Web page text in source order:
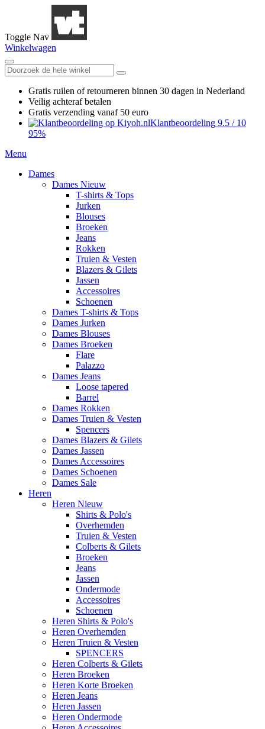
Toggle Nav
Winkelwagen
Gratis ruilen of retourneren binnen 30 dagen in Nederland
Veilig achteraf betalen
Gratis verzending vanaf 50 euro
Klantbeoordeling 9.5 / 10
95%
Menu
Dames
Dames Nieuw
T-shirts & Tops
Jurken
Blouses
Broeken
Jeans
Rokken
Truien & Vesten
Blazers & Gilets
Jassen
Accessoires
Schoenen
Dames T-shirts & Tops
Dames Jurken
Dames Blouses
Dames Broeken
Flare
Palazzo
Dames Jeans
Loose tapered
Barrel
Dames Rokken
Dames Truien & Vesten
Spencers
Dames Blazers & Gilets
Dames Jassen
Dames Accessoires
Dames Schoenen
Dames Sale
Heren
Heren Nieuw
Shirts & Polo's
Overhemden
Truien & Vesten
Colberts & Gilets
Broeken
Jeans
Jassen
Ondermode
Accessoires
Schoenen
Heren Shirts & Polo's
Heren Overhemden
Heren Truien & Vesten
SPENCERS
Heren Colberts & Gilets
Heren Broeken
Heren Korte Broeken
Heren Jeans
Heren Jassen
Heren Ondermode